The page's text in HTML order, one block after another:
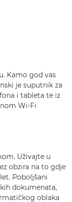
Kamo god vas
je suputnik za
i tableta te iz
Wi-Fi
Uživajte u
obzira na to gdje
Poboljšani
dokumenata,
oblaka